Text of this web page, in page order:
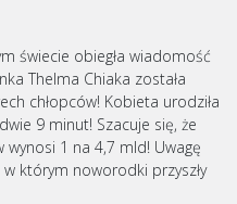
świecie obiegła wiadomość
Thelma Chiaka została
chłopców! Kobieta urodziła
9 minut! Szacuje się, że
1 na 4,7 mld! Uwagę
którym noworodki przyszły